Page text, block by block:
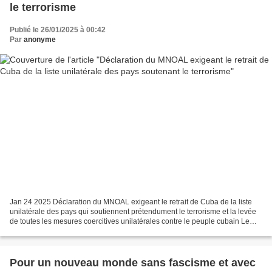
le terrorisme
Publié le 26/01/2025 à 00:42
Par anonyme
Jan 24 2025 Déclaration du MNOAL exigeant le retrait de Cuba de la liste
unilatérale des pays qui soutiennent prétendument le terrorisme et la levée
de toutes les mesures coercitives unilatérales contre le peuple cubain Le
Pour un nouveau monde sans fascisme et avec